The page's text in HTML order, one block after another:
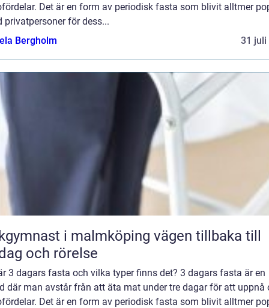
Det är en form av periodisk fasta som blivit alltmer
privatpersoner för dess...
Bergholm
31 juli
i malmköping vägen tillbaka till
och rörelse
3 dagars fasta och vilka typer finns det? 3 dagars fasta är en
där man avstår från att äta mat under tre dagar för att uppnå
Det är en form av periodisk fasta som blivit alltmer